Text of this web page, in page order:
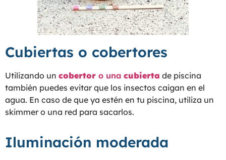
Cubiertas o cobertores
Utilizando un cobertor o una cubierta de piscina
también puedes evitar que los insectos caigan en el
agua. En caso de que ya estén en tu piscina, utiliza un
skimmer o una red para sacarlos.
Iluminación moderada